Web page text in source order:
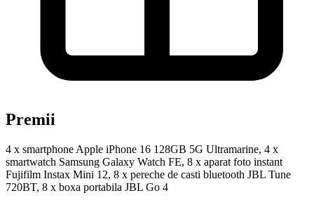
Premii
4 x smartphone Apple iPhone 16 128GB 5G Ultramarine, 4 x
smartwatch Samsung Galaxy Watch FE, 8 x aparat foto instant
Fujifilm Instax Mini 12, 8 x pereche de casti bluetooth JBL Tune
720BT, 8 x boxa portabila JBL Go 4